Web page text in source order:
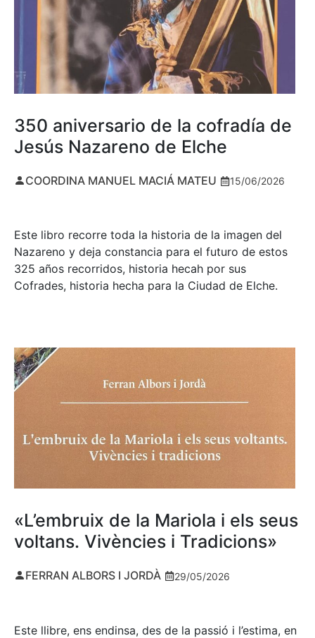
350 aniversario de la cofradía de
Jesús Nazareno de Elche
COORDINA MANUEL MACIÁ MATEU 15/06/2026
Este libro recorre toda la historia de la imagen del
Nazareno y deja constancia para el futuro de estos
325 años recorridos, historia hecah por sus
Cofrades, historia hecha para la Ciudad de Elche.
«L’embruix de la Mariola i els seus
voltans. Vivències i Tradicions»
FERRAN ALBORS I JORDÀ 29/05/2026
Este llibre, ens endinsa, des de la passió i l’estima, en